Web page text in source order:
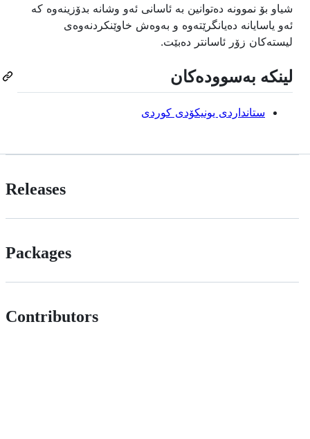
شیاو بۆ نموونە دەتوانین بە ئاسانی ئەو وشانە بدۆزینەوە کە
ئەو یاسایانە دەیانگرێتەوە و بەوەش خاوێنکردنەوەی
لیستەکان زۆر ئاسانتر دەبێت.
لینکە بەسوودەکان
ستانداردی یونیکۆدی کوردی
Releases
Packages
Contributors